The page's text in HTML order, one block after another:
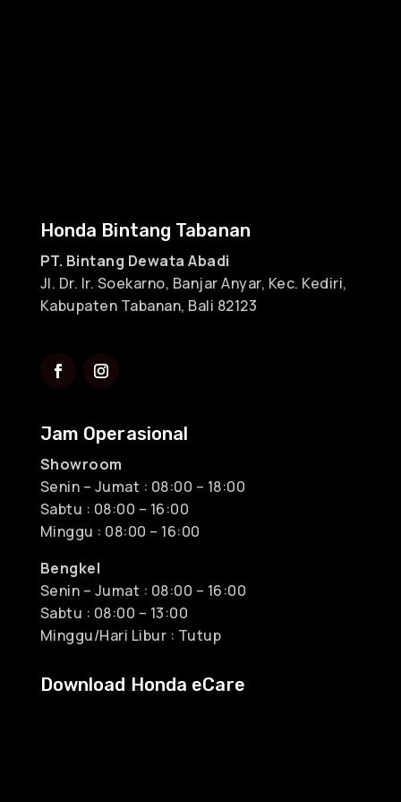
Honda Bintang Tabanan
PT. Bintang Dewata Abadi
Jl. Dr. Ir. Soekarno, Banjar Anyar, Kec. Kediri,
Kabupaten Tabanan, Bali 82123
Jam Operasional
Showroom
Senin – Jumat : 08:00 – 18:00
Sabtu : 08:00 – 16:00
Minggu : 08:00 – 16:00
Bengkel
Senin – Jumat : 08:00 – 16:00
Sabtu : 08:00 – 13:00
Minggu/Hari Libur : Tutup
Download Honda eCare